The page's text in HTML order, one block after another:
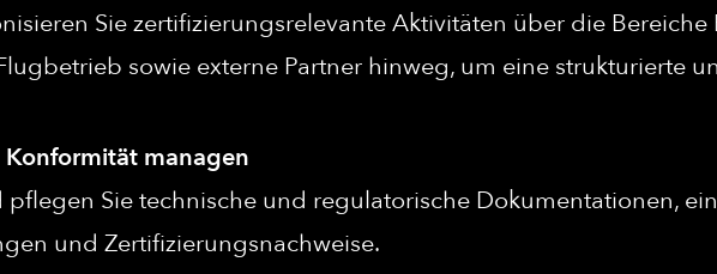
Sie zertifizierungsrelevante Aktivitäten über die
sowie externe Partner hinweg, um eine strukturierte
managen
pflegen Sie technische und regulatorische Dokumentationen,
und Zertifizierungsnachweise.